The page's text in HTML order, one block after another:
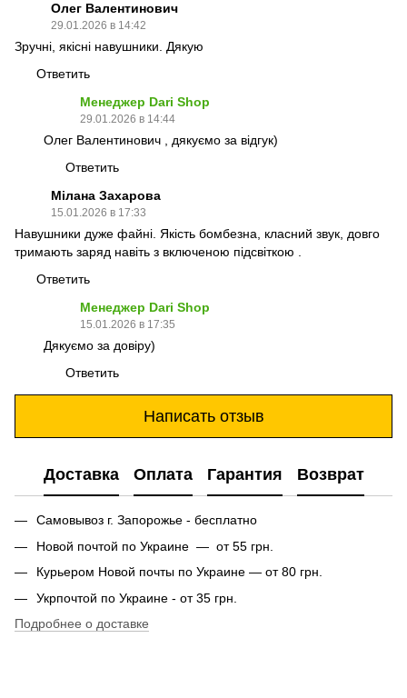
Олег Валентинович
29.01.2026 в 14:42
Зручні, якісні навушники. Дякую
Ответить
Менеджер Dari Shop
29.01.2026 в 14:44
Олег Валентинович , дякуємо за відгук)
Ответить
Мілана Захарова
15.01.2026 в 17:33
Навушники дуже файні. Якість бомбезна, класний звук, довго
тримають заряд навіть з включеною підсвіткою .
Ответить
Менеджер Dari Shop
15.01.2026 в 17:35
Дякуємо за довіру)
Ответить
Написать отзыв
Доставка Оплата Гарантия Возврат
Самовывоз г. Запорожье - бесплатно
Новой почтой по Украине — от 55 грн.
Курьером Новой почты по Украине — от 80 грн.
Укрпочтой по Украине - от 35 грн.
Подробнее о доставке